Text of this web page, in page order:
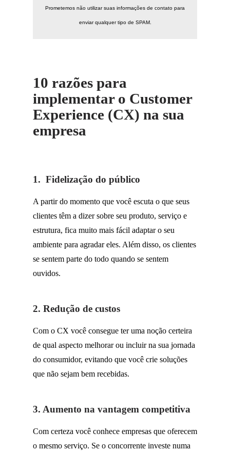
Prometemos não utilizar suas informações de contato para
enviar qualquer tipo de SPAM.
10 razões para
implementar o Customer
Experience (CX) na sua
empresa
1. Fidelização do público
A partir do momento que você escuta o que seus
clientes têm a dizer sobre seu produto, serviço e
estrutura, fica muito mais fácil adaptar o seu
ambiente para agradar eles. Além disso, os clientes
se sentem parte do todo quando se sentem
ouvidos.
2. Redução de custos
Com o CX você consegue ter uma noção certeira
de qual aspecto melhorar ou incluir na sua jornada
do consumidor, evitando que você crie soluções
que não sejam bem recebidas.
3. Aumento na vantagem competitiva
Com certeza você conhece empresas que oferecem
o mesmo serviço. Se o concorrente investe numa